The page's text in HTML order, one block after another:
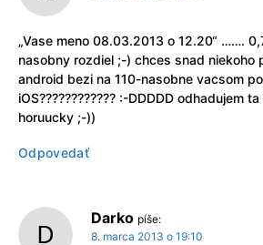
„Vase meno 08.03.2013 o 12.20“ …….
nasobny rozdiel ;-) chces snad niekoho
android bezi na 110-nasobne vacsom
iOS???????????? :-DDDDD odhadujem
horuucky ;-))
Odpovedať
Darko píše:
8. marca 2013 o 19:10